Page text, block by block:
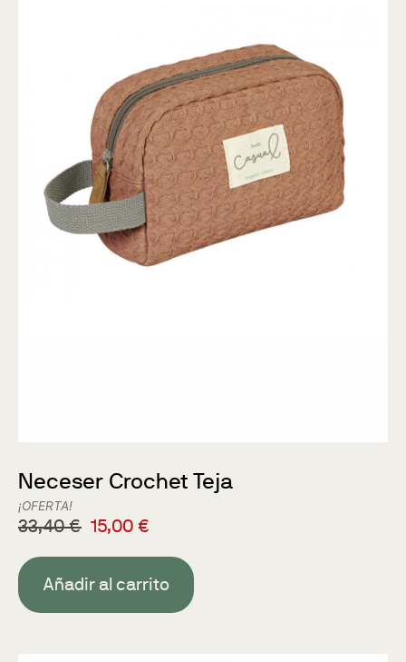
¡OFERTA!
Neceser Crochet Teja
33,40€ 15,00 €
Añadir al carrito